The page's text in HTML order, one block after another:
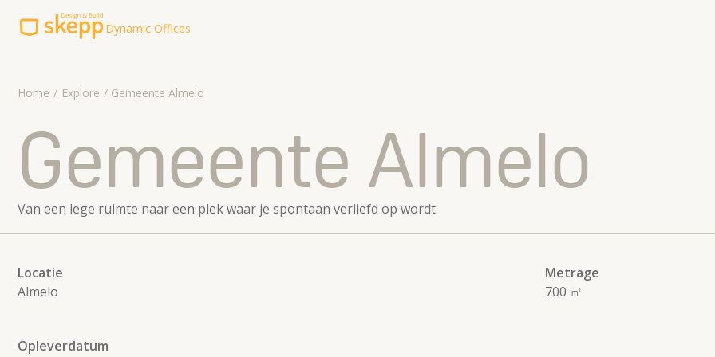
Dynamic Offices
Explore
Over ons
Contact
085-8500152
Brochures
Home Explore Gemeente Almelo
Gemeente Almelo
Van een lege ruimte naar een plek waar je spontaan verliefd op wordt
Locatie
Almelo
Metrage
700 ㎡
Opleverdatum